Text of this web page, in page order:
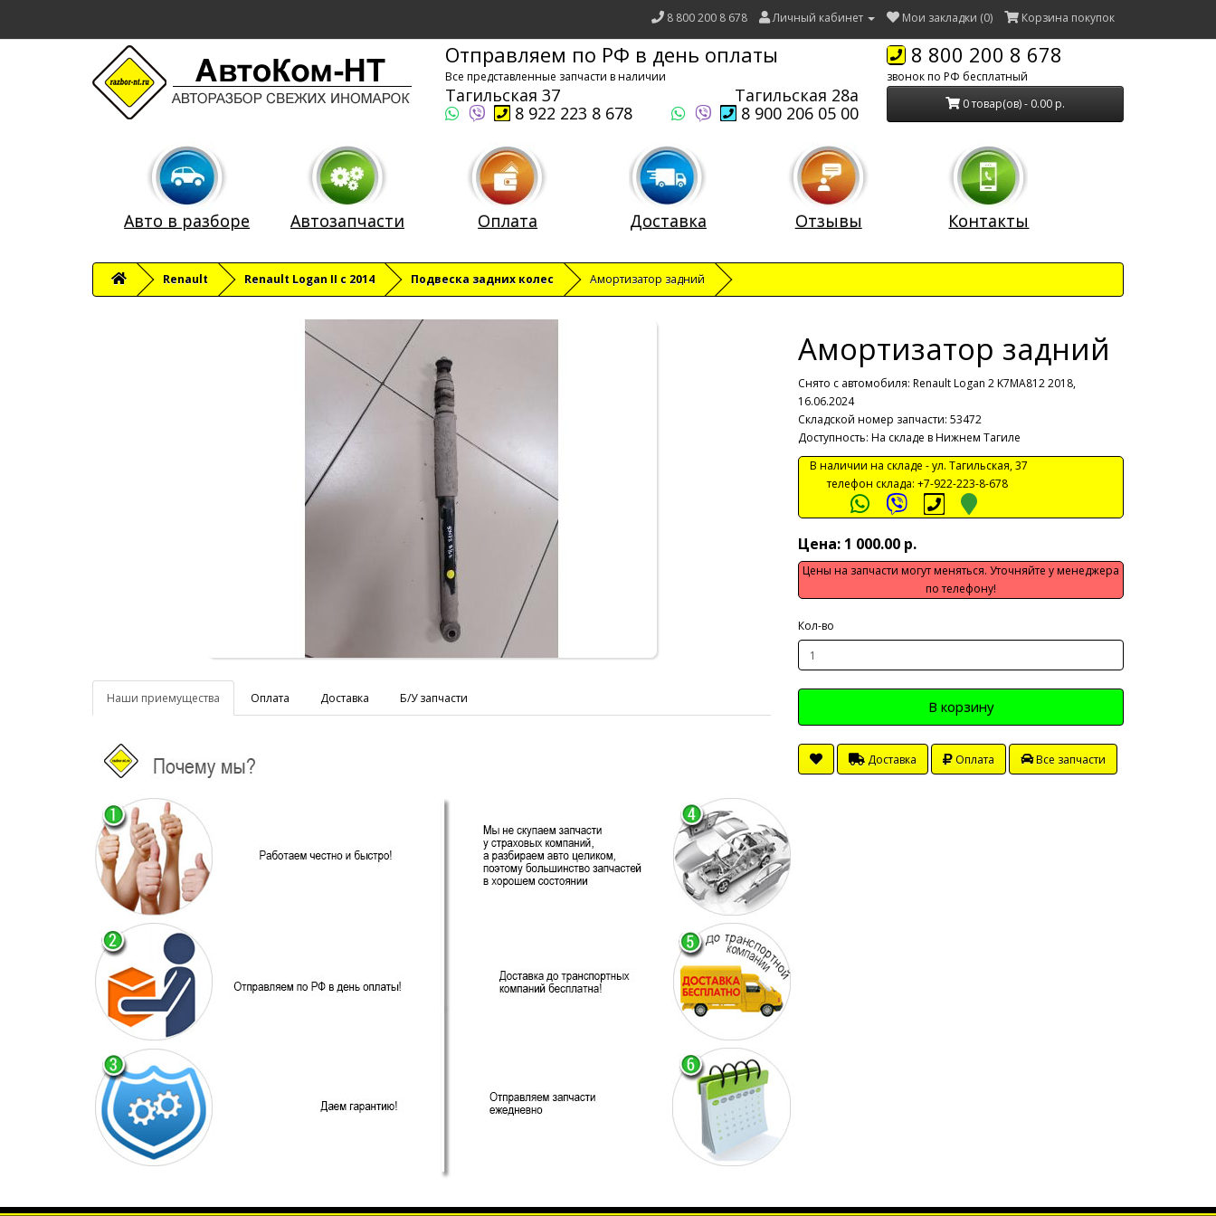
8 800 200 8 678 Личный кабинет Мои закладки (0) Корзина покупок
Отправляем по РФ в день оплаты
Все представленные запчасти в наличии
Тагильская 37
Тагильская 28а
8 922 223 8 678
8 900 206 05 00
8 800 200 8 678
звонок по РФ бесплатный
0 товар(ов) - 0.00 р.
Авто в разборе Автозапчасти Оплата Доставка Отзывы Контакты
Renault Renault Logan II с 2014 Подвеска задних колес Амортизатор задний
Наши приемущества Оплата Доставка Б/У запчасти
Амортизатор задний
Снято с автомобиля: Renault Logan 2 K7MA812 2018,
16.06.2024
Складской номер запчасти: 53472
Доступность: На складе в Нижнем Тагиле
В наличии на складе -ул. Тагильская, 37
телефон склада: +7-922-223-8-678
Цена: 1 000.00 р.
Цены на запчасти могут меняться. Уточняйте у менеджера
по телефону!
Кол-во
В корзину
Доставка Оплата Все запчасти